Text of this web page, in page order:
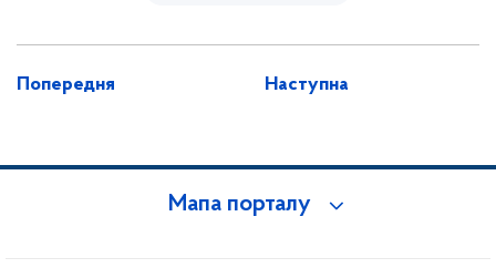
Попередня Наступна
Мапа порталу